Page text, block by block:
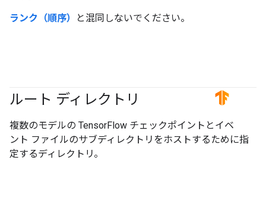
ランク（順序） と混同しないでください。
ルート ディレクトリ #TensorFlow
複数のモデルの TensorFlow チェックポイントとイベ
ント ファイルのサブディレクトリをホストするために指
定するディレクトリ。